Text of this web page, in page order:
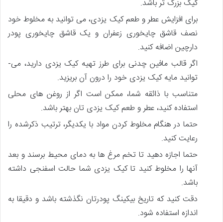
کیک بزرگ ­تر باشد.
برای افزایش عطر و طعم کیک یزدی، می ­توانید به مخلوط خود
نصف قاشق چایخوری زعفران و یک قاشق چایخوری پودر
دارچین اضافه کنید.
اگر قالب مافین چدنی برای طرز تهیه کیک یزدی دارید، می­
توانید مایه کیک یزدی خود را درون آن بریزید.
متناسب با ذائقه شما، ممکن است اگر از روغن­ های محلی
استفاده کنید، عطر و طعم کیک یزدی­ تان بهتر باشد.
حتما در هنگام مخلوط کردن مواد با یکدیگر، ترتیب ذکرشده را
رعایت کنید.
حتما اجازه دهید تا تخم مرغ ­ها به دمای محیط برسند و بعد
آن­ها را مخلوط کنید تا کیک یزدی شما حالت اسفنجی داشته
باشد.
دقت کنید که تاریخ بیکینگ پودرتان نگذشته باشد و دقیقا به
اندازه استفاده شود.